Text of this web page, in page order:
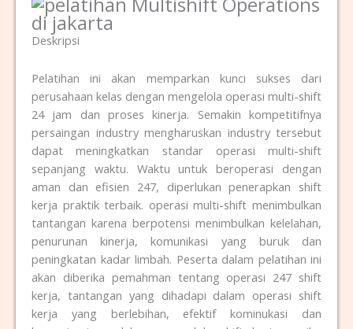
Deskripsi
Pelatihan ini akan memparkan kunci sukses dari
perusahaan kelas dengan mengelola operasi multi-shift
24 jam dan proses kinerja. Semakin kompetitifnya
persaingan industry mengharuskan industry tersebut
dapat meningkatkan standar operasi multi-shift
sepanjang waktu. Waktu untuk beroperasi dengan
aman dan efisien 247, diperlukan penerapkan shift
kerja praktik terbaik. operasi multi-shift menimbulkan
tantangan karena berpotensi menimbulkan kelelahan,
penurunan kinerja, komunikasi yang buruk dan
peningkatan kadar limbah. Peserta dalam pelatihan ini
akan diberika pemahman tentang operasi 247 shift
kerja, tantangan yang dihadapi dalam operasi shift
kerja yang berlebihan, efektif kominukasi dan